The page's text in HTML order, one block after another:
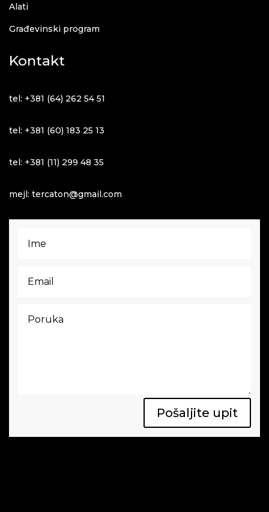
Alati
Građevinski program
Kontakt
tel: +381 (64) 262 54 51
tel: +381 (60) 183 25 13
tel: +381 (11) 299 48 35
mejl: tercaton@gmail.com
Pošaljite upit